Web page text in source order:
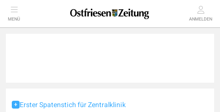
MENÜ ANMELDEN
Erster Spatenstich für Zentralklinik